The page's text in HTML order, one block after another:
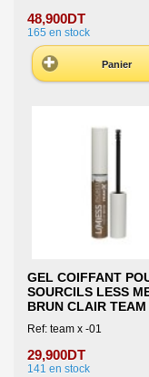
48,900DT
165 en stock
Panier
GEL COIFFANT
SOURCILS LESS
BRUN CLAIR TEAM
Ref: team x -01
29,900DT
141 en stock